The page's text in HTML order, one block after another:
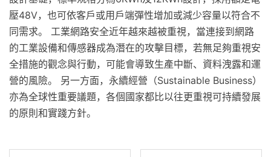
壓48V，也可依客戶或用戶端彈性增加或減少容量以符合不
同需求。 工業網路安全近年越來越被重視，當連接到網路
的工業設備和傳感器成為潛在的攻擊目標，若無足夠重視安
全措施的觀念與行動，可能會導致生產中斷、資料洩露和運
營的風險。 另一方面，永續經營（Sustainable Business）
亦為全球性重要議題，各個國家都比以往更重視可持續發展
的原則和實踐方針。